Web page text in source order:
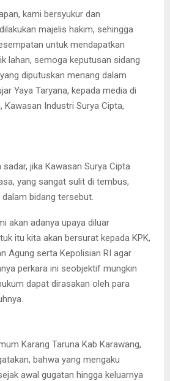
kami bersyukur dan
majelis hakim, sehingga
untuk mendapatkan
lahan, semoga keputusan sidang
diputuskan menang dalam
Yaya Taryana, kepada media di
Kawasan Industri Surya Cipta,
sadar, jika Kawasan Surya Cipta
yang sangat sulit di tembus,
bidang tersebut.
akan adanya upaya diluar
itu kita akan bersurat kepada KPK,
Agung serta Kepolisian RI agar
perkara ini seobjektif mungkin
dapat dirasakan oleh para
Karang Taruna Kab Karawang,
bahwa yang mengaku
awal gugatan hingga keluarnya